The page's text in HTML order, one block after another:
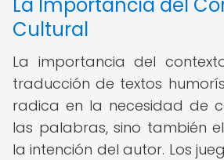
Cultural
La importancia del
traducción de textos
radica en la necesidad de
las palabras, sino también
la intención del autor. Los